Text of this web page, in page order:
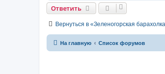
Ответить
Вернуться в «Зеленогорская
На главную Список форумов